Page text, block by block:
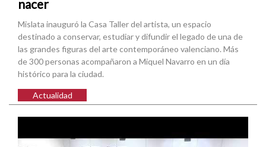
nacer
Mislata inauguró la Casa Taller del artista, un espacio
destinado a conservar, estudiar y difundir el legado de una de
las grandes figuras del arte contemporáneo valenciano. Más
de 300 personas acompañaron a Miquel Navarro en un día
histórico para la ciudad.
Actualidad